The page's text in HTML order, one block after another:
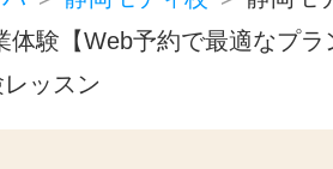
体験【Web予約で最適なプ
ッスン